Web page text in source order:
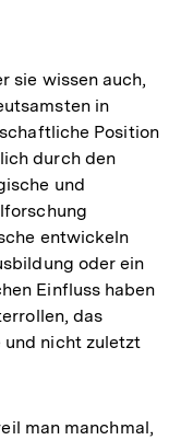
sie wissen auch,
in
Position
durch den
und
entwickeln
oder ein
Einfluss haben
das
und nicht zuletzt
man manchmal,